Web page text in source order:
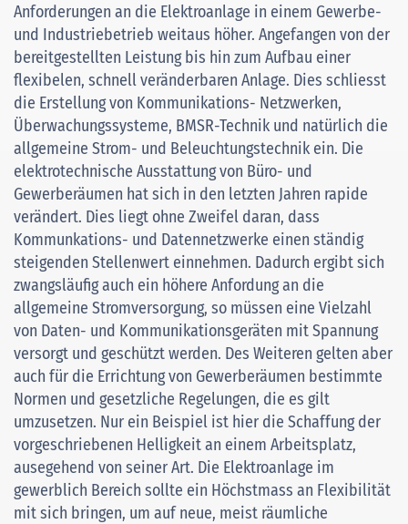
Anforderungen an die Elektroanlage in einem Gewerbe-
und Industriebetrieb weitaus höher. Angefangen von der
bereitgestellten Leistung bis hin zum Aufbau einer
flexibelen, schnell veränderbaren Anlage. Dies schliesst
die Erstellung von Kommunikations- Netzwerken,
Überwachungssysteme, BMSR-Technik und natürlich die
allgemeine Strom- und Beleuchtungstechnik ein. Die
elektrotechnische Ausstattung von Büro- und
Gewerberäumen hat sich in den letzten Jahren rapide
verändert. Dies liegt ohne Zweifel daran, dass
Kommunkations- und Datennetzwerke einen ständig
steigenden Stellenwert einnehmen. Dadurch ergibt sich
zwangsläufig auch ein höhere Anfordung an die
allgemeine Stromversorgung, so müssen eine Vielzahl
von Daten- und Kommunikationsgeräten mit Spannung
versorgt und geschützt werden. Des Weiteren gelten aber
auch für die Errichtung von Gewerberäumen bestimmte
Normen und gesetzliche Regelungen, die es gilt
umzusetzen. Nur ein Beispiel ist hier die Schaffung der
vorgeschriebenen Helligkeit an einem Arbeitsplatz,
ausegehend von seiner Art. Die Elektroanlage im
gewerblich Bereich sollte ein Höchstmass an Flexibilität
mit sich bringen, um auf neue, meist räumliche